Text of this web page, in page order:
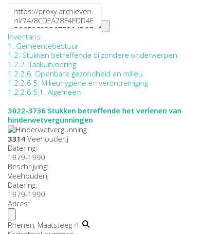
Inventaris
1. Gemeentebestuur
1.2. Stukken betreffende bijzondere onderwerpen
1.2.2. Taakuitvoering
1.2.2.6. Openbare gezondheid en milieu
1.2.2.6.5. Milieuhygiëne en verontreiniging
1.2.2.6.5.1. Algemeen
3022-3736 Stukken betreffende het verlenen van
hinderwetvergunningen
3314 Veehouderij
Datering:
1979-1990
Beschrijving:
Veehouderij
Datering:
1979-1990
Adres:
Rhenen, Maatsteeg 4